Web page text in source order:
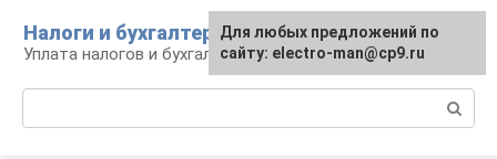
контенту
Налоги и бухгалтерия
Уплата налогов и бухгалтерская отчётность
Для любых предложений по
сайту: electro-man@cp9.ru